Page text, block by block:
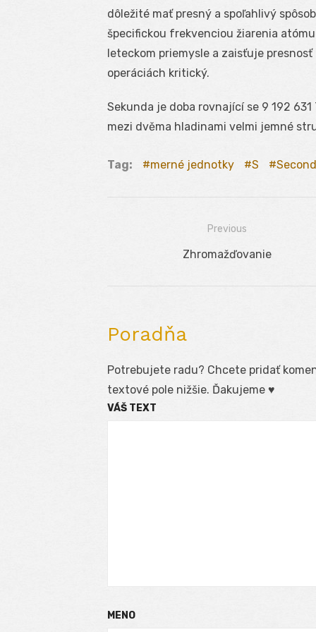
dôležité mať presný a spoľahlivý
špecifickou frekvenciou žiarenia
leteckom priemysle a zaisťuje
operáciách kritický.
Sekunda je doba rovnající se 9 192
mezi dvěma hladinami velmi jemné
Tag: merné jednotky S Second
Navigácia
článku
Previous
Previous
Zhromažďovanie
Poradňa
Potrebujete radu? Chcete pridať
textové pole nižšie. Ďakujeme ♥
VÁŠ TEXT
MENO